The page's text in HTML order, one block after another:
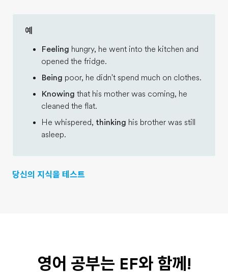
예
Feeling hungry, he went into the kitchen and
opened the fridge.
Being poor, he didn't spend much on clothes.
Knowing that his mother was coming, he
cleaned the flat.
He whispered, thinking his brother was still
asleep.
당신의 지식을 테스트
영어 공부는 EF와 함께!